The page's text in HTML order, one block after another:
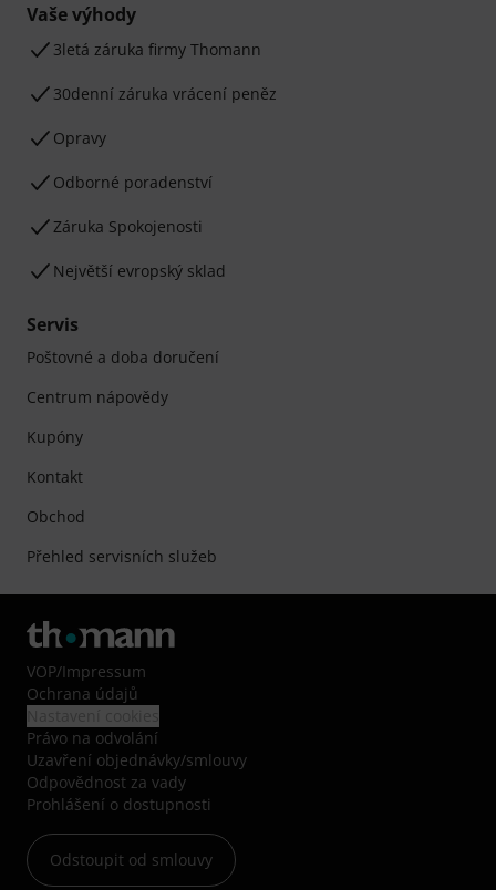
Vaše výhody
3letá záruka firmy Thomann
30denní záruka vrácení peněz
Opravy
Odborné poradenství
Záruka Spokojenosti
Největší evropský sklad
Servis
Poštovné a doba doručení
Centrum nápovědy
Kupóny
Kontakt
Obchod
Přehled servisních služeb
VOP/Impressum
Ochrana údajů
Právo na odvolání
Uzavření objednávky/smlouvy
Odpovědnost za vady
Prohlášení o dostupnosti
Odstoupit od smlouvy